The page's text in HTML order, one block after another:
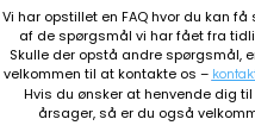
Vi har opstillet en FAQ hvor du kan
af de spørgsmål vi har fået fra
Skulle der opstå andre spørgsmål,
velkommen til at kontakte os –
Hvis du ønsker at henvende dig
årsager, så er du også